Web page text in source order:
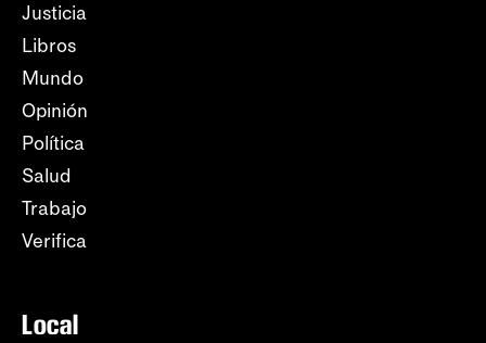
Justicia
Libros
Mundo
Opinión
Política
Salud
Trabajo
Verifica
Local